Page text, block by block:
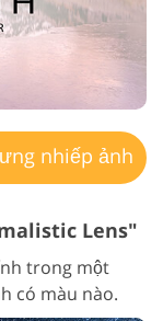
nhiếp ảnh
Lens"
trong một
có màu nào.